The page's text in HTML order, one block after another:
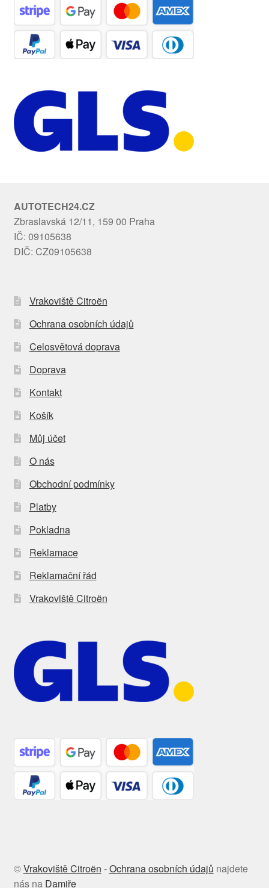
AUTOTECH24.CZ
Zbraslavská 12/11, 159 00 Praha
IČ: 09105638
DIČ: CZ09105638
Vrakoviště Citroën
Ochrana osobních údajů
Celosvětová doprava
Doprava
Kontakt
Košík
Můj účet
O nás
Obchodní podmínky
Platby
Pokladna
Reklamace
Reklamační řád
Vrakoviště Citroën
©Vrakoviště Citroën -Ochrana osobních údajů najdete
nás na Damiře